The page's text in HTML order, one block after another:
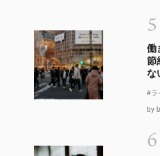
5
働
節
な
#ラ
by
6